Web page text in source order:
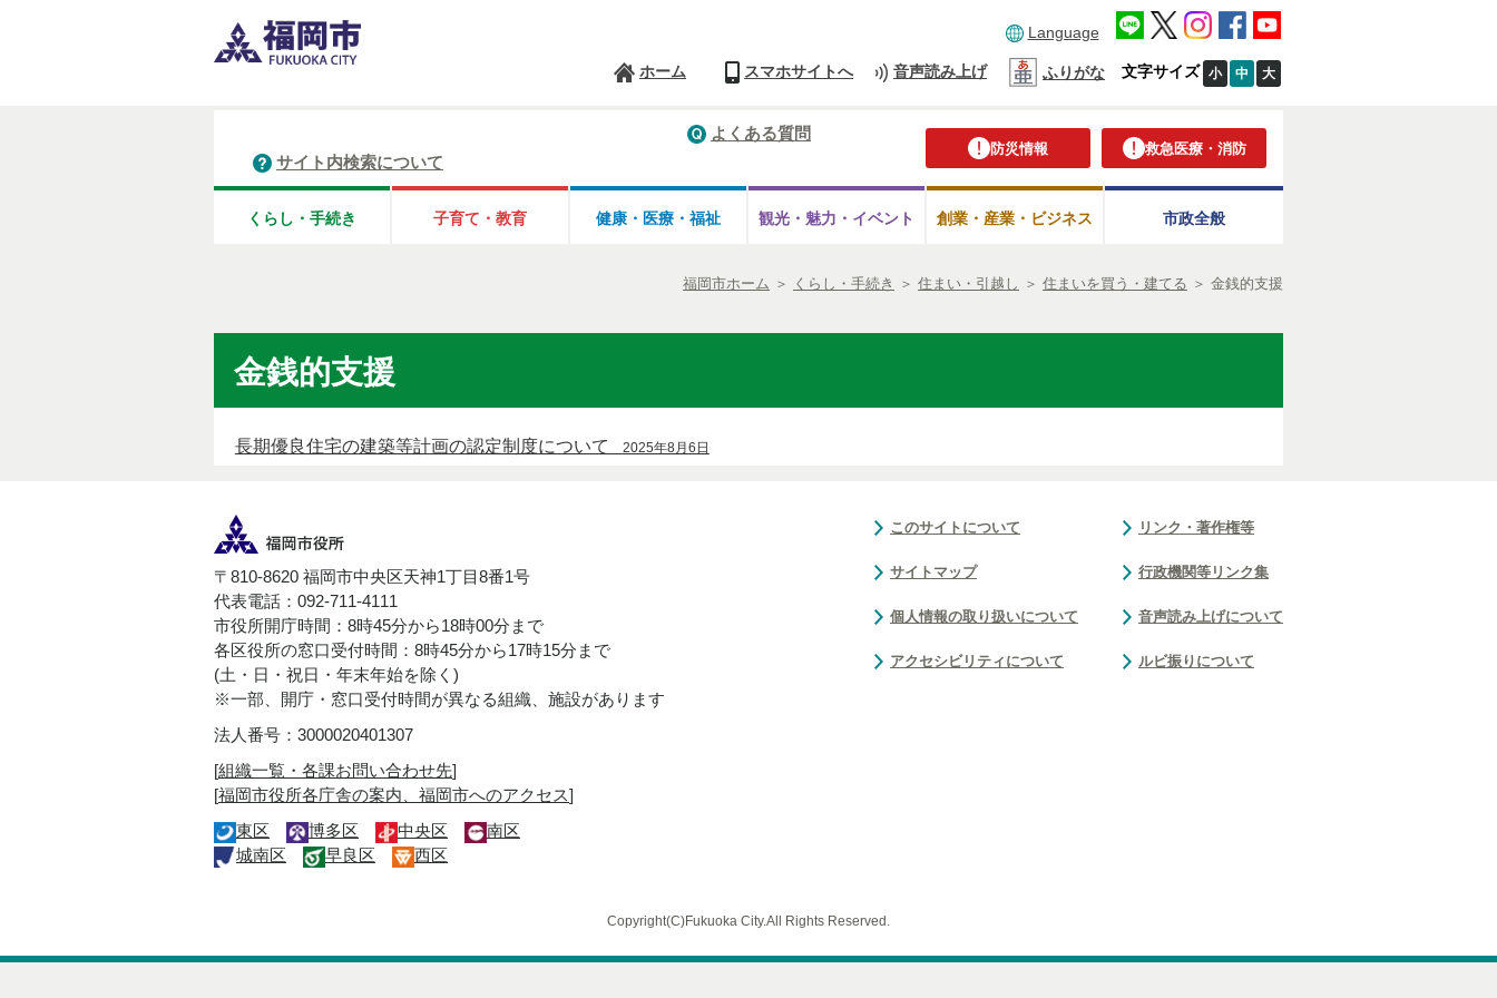
Language
ホーム スマホサイトへ 音声読み上げ ふりがな 文字サイズ 小 中 大
防災情報 救急医療・消防
よくある質問
サイト内検索について
くらし・手続き 子育て・教育 健康・医療・ 福祉 観光・魅力・ イベント 創業・産業・ビジネス 市政全般
福岡市ホーム ＞ くらし・手続き ＞ 住まい・引越し ＞ 住まいを買う・建てる ＞ 金銭的支援
金銭的支援
長期優良住宅の建築等計画の認定制度について 2025年8月6日
〒810-8620 福岡市中央区天神1丁目8番1号
代表電話：092-711-4111
市役所開庁時間：8時45分から18時00分まで
各区役所の窓口受付時間：8時45分から17時15分まで
(土・日・祝日・年末年始を除く)
※一部、開庁・窓口受付時間が異なる組織、施設があります
法人番号：3000020401307
[組織一覧・各課お問い合わせ先]
[福岡市役所各庁舎の案内、福岡市へのアクセス]
東区
博多区 中央区
南区
城南区
早良区 西区
このサイトについて
サイトマップ
個人情報の取り扱いについて
アクセシビリティについて
リンク・著作権等
行政機関等リンク集
音声読み上げについて
ルビ振りについて
Copyright(C)Fukuoka City.All Rights Reserved.